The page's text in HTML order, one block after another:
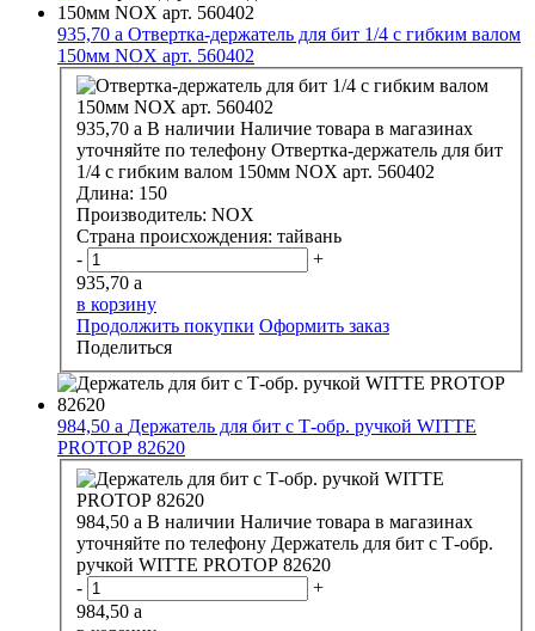
935,70 a Отвертка-держатель для бит 1/4 с гибким валом
150мм NOX арт. 560402
935,70 a В наличии Наличие товара в магазинах
уточняйте по телефону Отвертка-держатель для бит
1/4 с гибким валом 150мм NOX арт. 560402
Длина: 150
Производитель: NOX
Страна происхождения: тайвань
-
+
935,70 a
в корзину
Продолжить покупки Оформить заказ
Поделиться
984,50 a Держатель для бит с Т-обр. ручкой WITTE
PROТОР 82620
984,50 a В наличии Наличие товара в магазинах
уточняйте по телефону Держатель для бит с Т-обр.
ручкой WITTE PROТОР 82620
-
+
984,50 a